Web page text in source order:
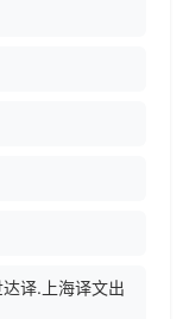
译.上海译文出